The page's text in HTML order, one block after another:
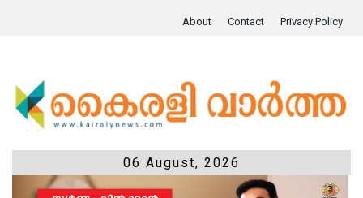
About Contact Privacy Policy
06 August, 2026